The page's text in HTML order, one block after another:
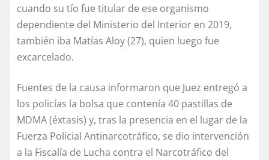
cuando su tío fue titular de ese organismo
dependiente del Ministerio del Interior en 2019,
también iba Matías Aloy (27), quien luego fue
excarcelado.
Fuentes de la causa informaron que Juez entregó a
los policías la bolsa que contenía 40 pastillas de
MDMA (éxtasis) y, tras la presencia en el lugar de la
Fuerza Policial Antinarcotráfico, se dio intervención
a la Fiscalía de Lucha contra el Narcotráfico del